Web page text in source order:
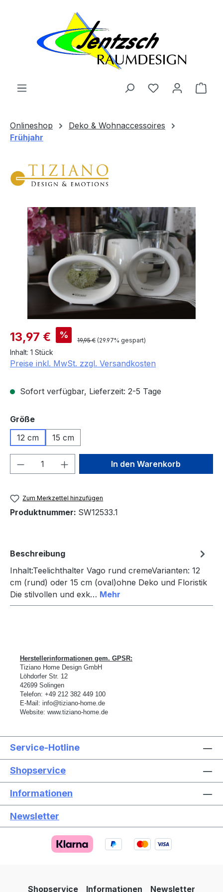
Zum Hauptinhalt springen
Onlineshop
Deko & Wohnaccessoires
Frühjahr
Bildergalerie überspringen
Verkaufspreis:
13,97 € % Regulärer Preis:
19,95 € (29.97% gespart)
Inhalt: 1 Stück
Preise inkl. MwSt. zzgl. Versandkosten
Sofort verfügbar, Lieferzeit: 2-5 Tage
Größeauswählen
12 cm
15 cm
Produkt Anzahl: Gib denIn den Warenkorb
Zum Merkzettel hinzufügen
Produktnummer: SW12533.1
Beschreibung
Inhalt:Teelichthalter Vago rund cremeVarianten: 12
cm (rund) oder 15 cm (oval)ohne Deko und Floristik
Die stilvollen und exk… Mehr
Herstellerinformationen gem. GPSR:
Tiziano Home Design GmbH
öhdorfer Str. 12
42699 Solingen
Telefon: +49 212 382 449 100
E-Mail: info@tiziano-home.de
Website: www.tiziano-home.de
Service-Hotline
Shopservice
Informationen
Newsletter
Shopservice Informationen Newsletter
Text vergrößern
Farben invertieren Monochrom